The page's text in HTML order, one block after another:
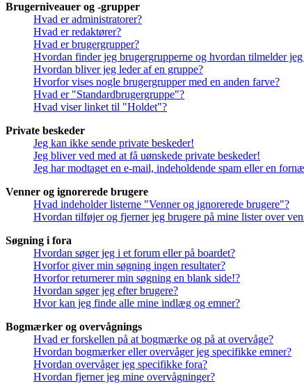
Brugerniveauer og -grupper
Hvad er administratorer?
Hvad er redaktører?
Hvad er brugergrupper?
Hvordan finder jeg brugergrupperne og hvordan tilmelder
Hvordan bliver jeg leder af en gruppe?
Hvorfor vises nogle brugergrupper med en anden farve?
Hvad er "Standardbrugergruppe"?
Hvad viser linket til "Holdet"?
Private beskeder
Jeg kan ikke sende private beskeder!
Jeg bliver ved med at få uønskede private beskeder!
Jeg har modtaget en e-mail, indeholdende spam eller en
Venner og ignorerede brugere
Hvad indeholder listerne "Venner og ignorerede brugere"?
Hvordan tilføjer og fjerner jeg brugere på mine lister over
Søgning i fora
Hvordan søger jeg i et forum eller på boardet?
Hvorfor giver min søgning ingen resultater?
Hvorfor returnerer min søgning en blank side!?
Hvordan søger jeg efter brugere?
Hvor kan jeg finde alle mine indlæg og emner?
Bogmærker og overvågnings
Hvad er forskellen på at bogmærke og på at overvåge?
Hvordan bogmærker eller overvåger jeg specifikke emner?
Hvordan overvåger jeg specifikke fora?
Hvordan fjerner jeg mine overvågninger?